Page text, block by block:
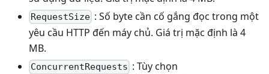
RequestSize : Số byte cần cố gắng đọc trong một
yêu cầu HTTP đến máy chủ. Giá trị mặc định là 4
MB.
ConcurrentRequests : Tùy chọn